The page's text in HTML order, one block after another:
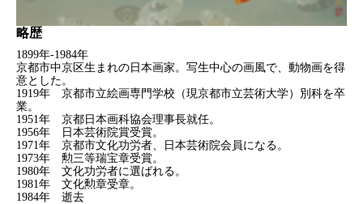
略歴
1899年-1984年
京都市中京区生まれの日本画家。写生中心の画風で、動物画を得
意とした。
1919年 京都市立絵画専門学校（現京都市立芸術大学）別科を卒
業。
1951年 京都日本画科協会理事長就任。
1956年 日本芸術院賞受賞。
1971年 京都市文化功労者、日本芸術院会員になる。
1973年 勲三等瑞宝章受賞。
1980年 文化功労者に選ばれる。
1981年 文化勲章受章。
1984年 逝去